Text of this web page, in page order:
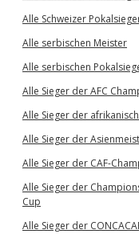
Alle Schweizer
Alle serbischen Meister
Alle serbischen
Alle Sieger der AFC
Alle Sieger der
Alle Sieger der
Alle Sieger der CAF-
Alle Sieger der
Cup
Alle Sieger der